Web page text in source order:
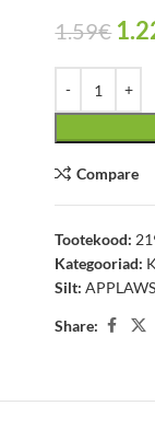
1.59€
Compare
Tootekood:
Kategooriad:
Silt: APPLAWS
Share: